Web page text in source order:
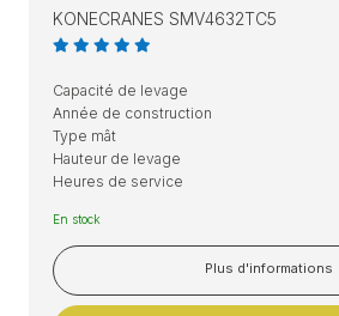
KONECRANES SMV4632TC5
Capacité de levage
Année de construction
Type mât
Hauteur de levage
Heures de service
En stock
Plus d'informations